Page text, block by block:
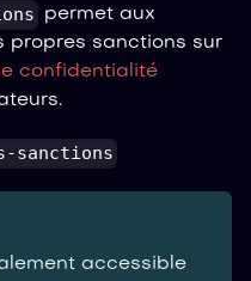
permet aux
propres sanctions sur
confidentialité
sanctions
accessible